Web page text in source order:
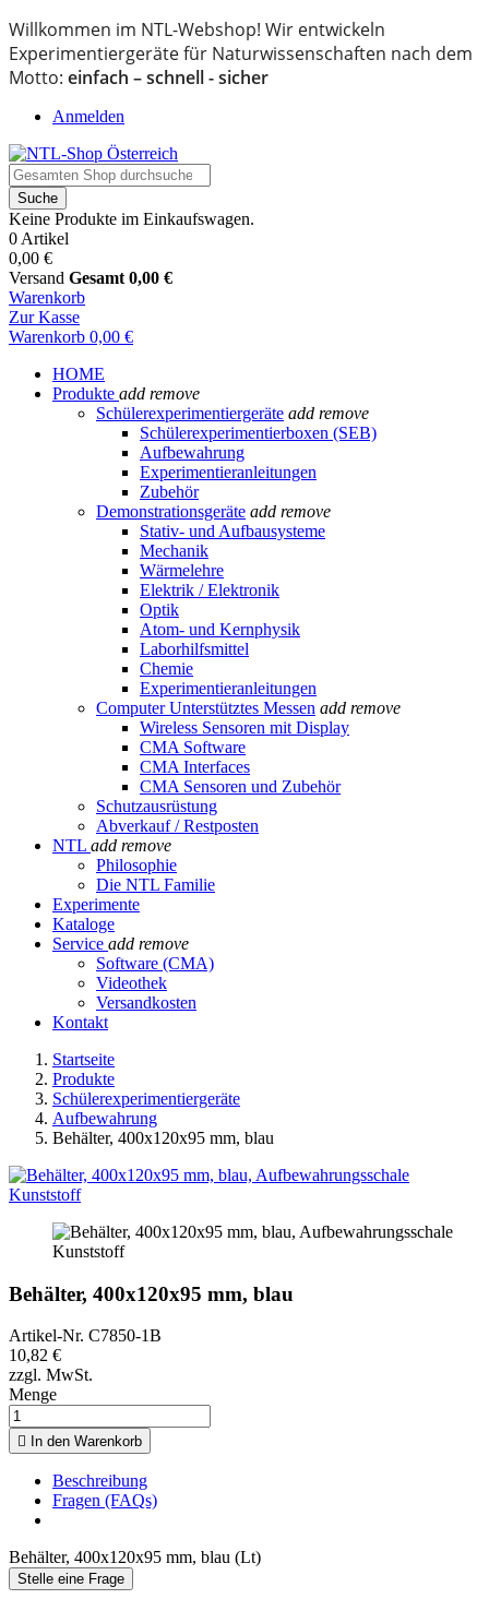
Willkommen im NTL-Webshop! Wir entwickeln
Experimentiergeräte für Naturwissenschaften nach dem
Motto: einfach – schnell - sicher
Anmelden
Suche
Keine Produkte im Einkaufswagen.
0 Artikel
0,00 €
Versand Gesamt 0,00 €
Warenkorb
Zur Kasse
Warenkorb 0,00 €
HOME
Produkte add remove
Schülerexperimentiergeräte add remove
Schülerexperimentierboxen (SEB)
Aufbewahrung
Experimentieranleitungen
Zubehör
Demonstrationsgeräte add remove
Stativ- und Aufbausysteme
Mechanik
Wärmelehre
Elektrik / Elektronik
Optik
Atom- und Kernphysik
Laborhilfsmittel
Chemie
Experimentieranleitungen
Computer Unterstütztes Messen add remove
Wireless Sensoren mit Display
CMA Software
CMA Interfaces
CMA Sensoren und Zubehör
Schutzausrüstung
Abverkauf / Restposten
NTL add remove
Philosophie
Die NTL Familie
Experimente
Kataloge
Service add remove
Software (CMA)
Videothek
Versandkosten
Kontakt
Startseite
Produkte
Schülerexperimentiergeräte
Aufbewahrung
Behälter, 400x120x95 mm, blau
Behälter, 400x120x95 mm, blau
Artikel-Nr. C7850-1B
10,82 €
zzgl. MwSt.
Menge
 In den Warenkorb
Beschreibung
Fragen (FAQs)
Behälter, 400x120x95 mm, blau (Lt)
Stelle eine Frage